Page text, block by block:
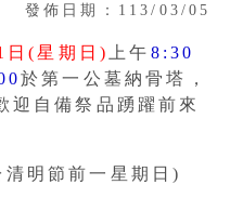
發佈日期：113/03/05
日(星期日) 上午 8:30
於第一公墓納骨塔，
迎自備祭品踴躍前來
明節前一星期日)